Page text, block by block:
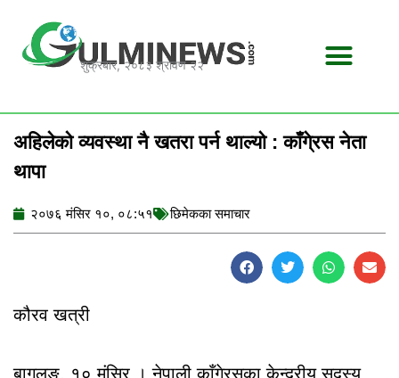
content
शुक्रबार, २०८३ श्रावण २२
अहिलेको व्यवस्था नै खतरा पर्न थाल्यो : काँगे्रस नेता
थापा
२०७६ मंसिर १०, ०८:५१ छिमेकका समाचार
कौरव खत्री
बागलुङ, १० मंसिर । नेपाली काँगे्रसका केन्द्रीय सदस्य